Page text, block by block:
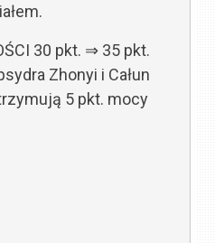
30 pkt. ⇒ 35 pkt.
Zhonyi i Całun
5 pkt. mocy